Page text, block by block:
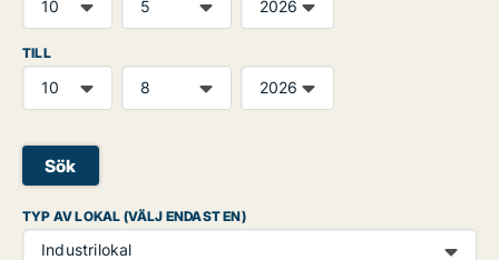
TILL
Sök
TYP AV LOKAL (VÄLJ ENDAST EN)
Industrilokal